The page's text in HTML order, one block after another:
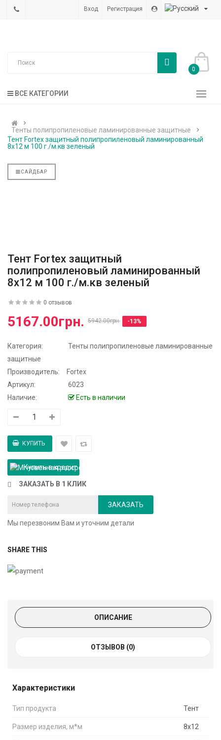
Вход Регистрация
0
ВСЕ КАТЕГОРИИ
Тенты полипропиленовые ламинированные защитные
Тент Fortex защитный полипропиленовый ламинированный
8x12 м 100 г./м.кв зеленый
САЙДБАР
Тент Fortex защитный
полипропиленовый ламинированный
8x12 м 100 г./м.кв зеленый
0 отзывов
5167.00грн. 5942.00грн. -13%
Категория:
Тенты полипропиленовые ламинированные
защитные
Производитель:
Fortex
Артикул:
6023
Наличие:
Есть в наличии
Купить в кредит
ЗАКАЗАТЬ В 1 КЛИК
ЗАКАЗАТЬ
Мы перезвоним Вам и уточним детали
SHARE THIS
ОПИСАНИЕ
ОТЗЫВОВ (0)
Характеристики
Тип продукта Тент
Размер изделия, м*м 8x12